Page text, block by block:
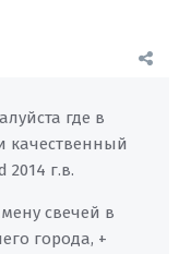
где в
качественный
2014 г.в.
свечей в
города, +